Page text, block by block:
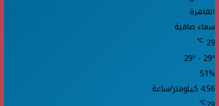
القاهرة
سماء صافية
29
℃
29º - 29º
51%
4.56 كيلومتر/ساعة
℃